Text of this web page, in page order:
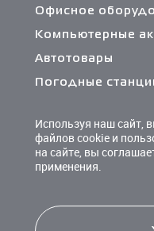
Офисное
Компьютерные
Автотовары
Погодные
Кабели и
Чистящие
Используя наш сайт,
файлов cookie и
на сайте, вы
применения.